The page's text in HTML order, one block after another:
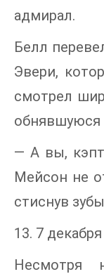
адмирал.
Белл
Эвери,
смотрел
обнявшуюся
— А вы,
Мейсон не
стиснув
13. 7
Несмотря